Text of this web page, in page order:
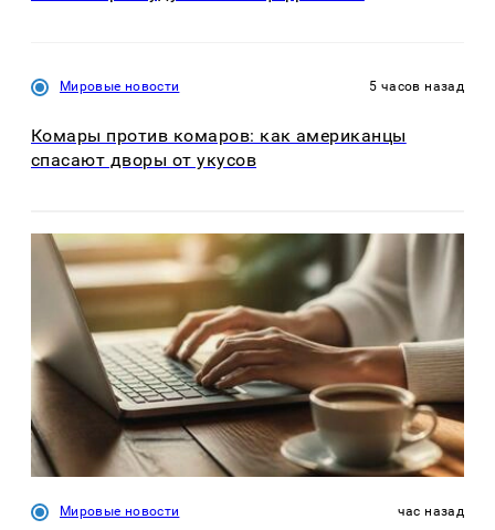
Мировые новости 5 часов назад
Комары против комаров: как американцы
спасают дворы от укусов
Мировые новости час назад